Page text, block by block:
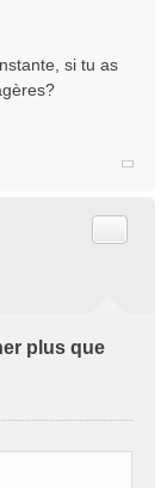
si tu as
plus que